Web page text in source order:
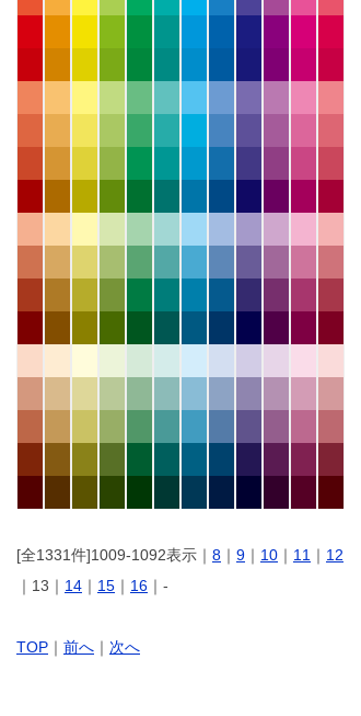
[全1331件]1009-1092表示｜ 8 ｜ 9 ｜ 10 ｜ 11 ｜ 12
｜13｜ 14 ｜ 15 ｜ 16 ｜-
TOP ｜ 前へ ｜ 次へ